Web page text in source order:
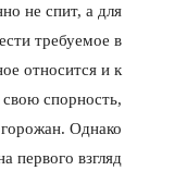
не спит, а для
требуемое в
относится и к
свою спорность,
Однако
первого взгляд?